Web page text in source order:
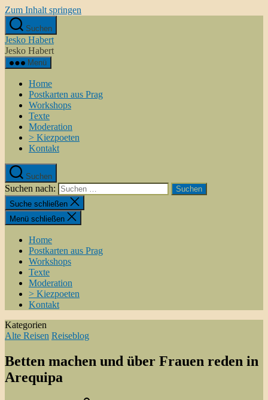
Zum Inhalt springen
Suchen
Jesko Habert
Jesko Habert
Menü
Home
Postkarten aus Prag
Workshops
Texte
Moderation
> Kiezpoeten
Kontakt
Suchen
Suchen nach:
Suche schließen
Menü schließen
Home
Postkarten aus Prag
Workshops
Texte
Moderation
> Kiezpoeten
Kontakt
Kategorien
Alte Reisen Reiseblog
Betten machen und über Frauen reden in
Arequipa